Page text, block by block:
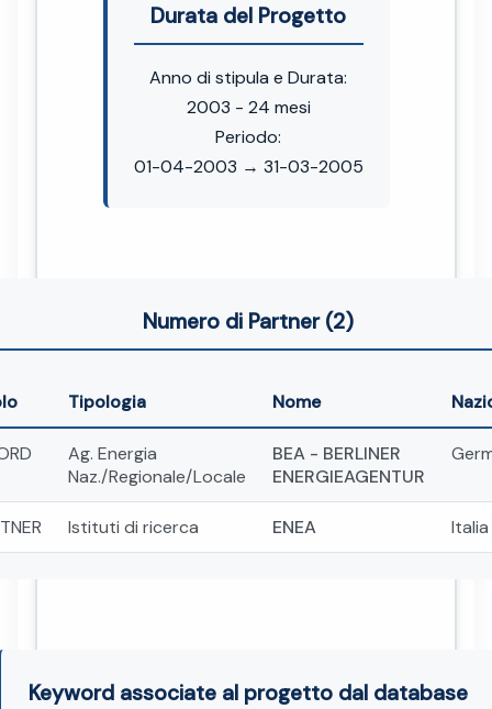
Durata del Progetto
Anno di stipula e Durata:
2003 - 24 mesi
Periodo:
01-04-2003 → 31-03-2005
Numero di Partner (2)
Tipologia Nome
Ag. Energia
Naz./Regionale/Locale
BEA - BERLINER
ENERGIEAGENTUR
Istituti di ricerca ENEA Italia
Keyword associate al progetto dal database